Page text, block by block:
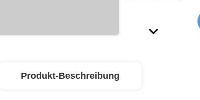
Produkt-Beschreibung